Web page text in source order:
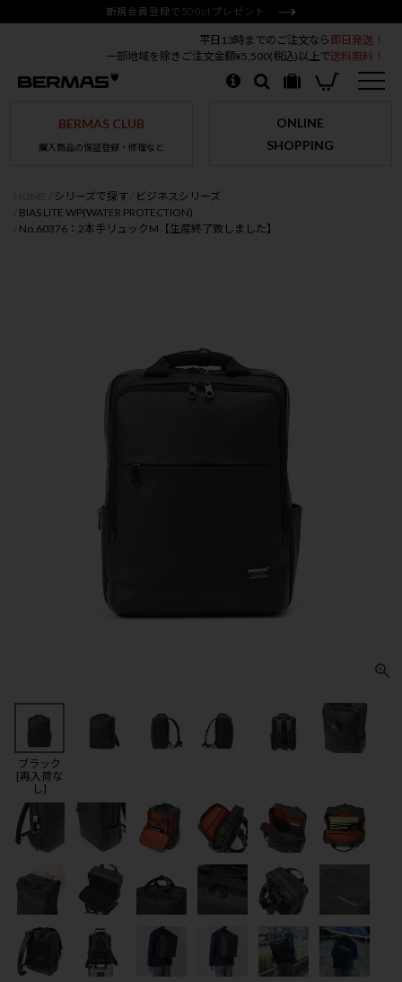
新規会員登録で500ptプレゼント
平日13時までのご注文なら 即日発送！
一部地域を除きご注文金額¥5,500(税込)以上で送料無料！
BERMAS CLUB
購入商品の保証登録・修理など
ONLINE
SHOPPING
シリーズで探す
ビジネスシリーズ
BIAS LITE WP(WATER PROTECTION)
No.60376：2本手リュックM【生産終了致しました】
ブラック
[再入荷な
し]